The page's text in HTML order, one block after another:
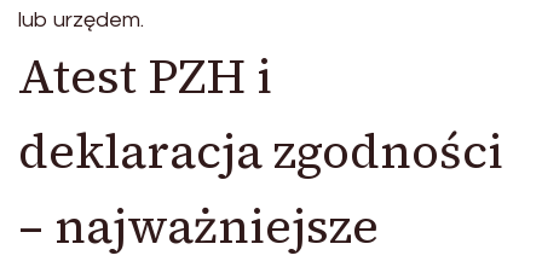
lub urzędem.
Atest PZH i
deklaracja zgodności
– najważniejsze